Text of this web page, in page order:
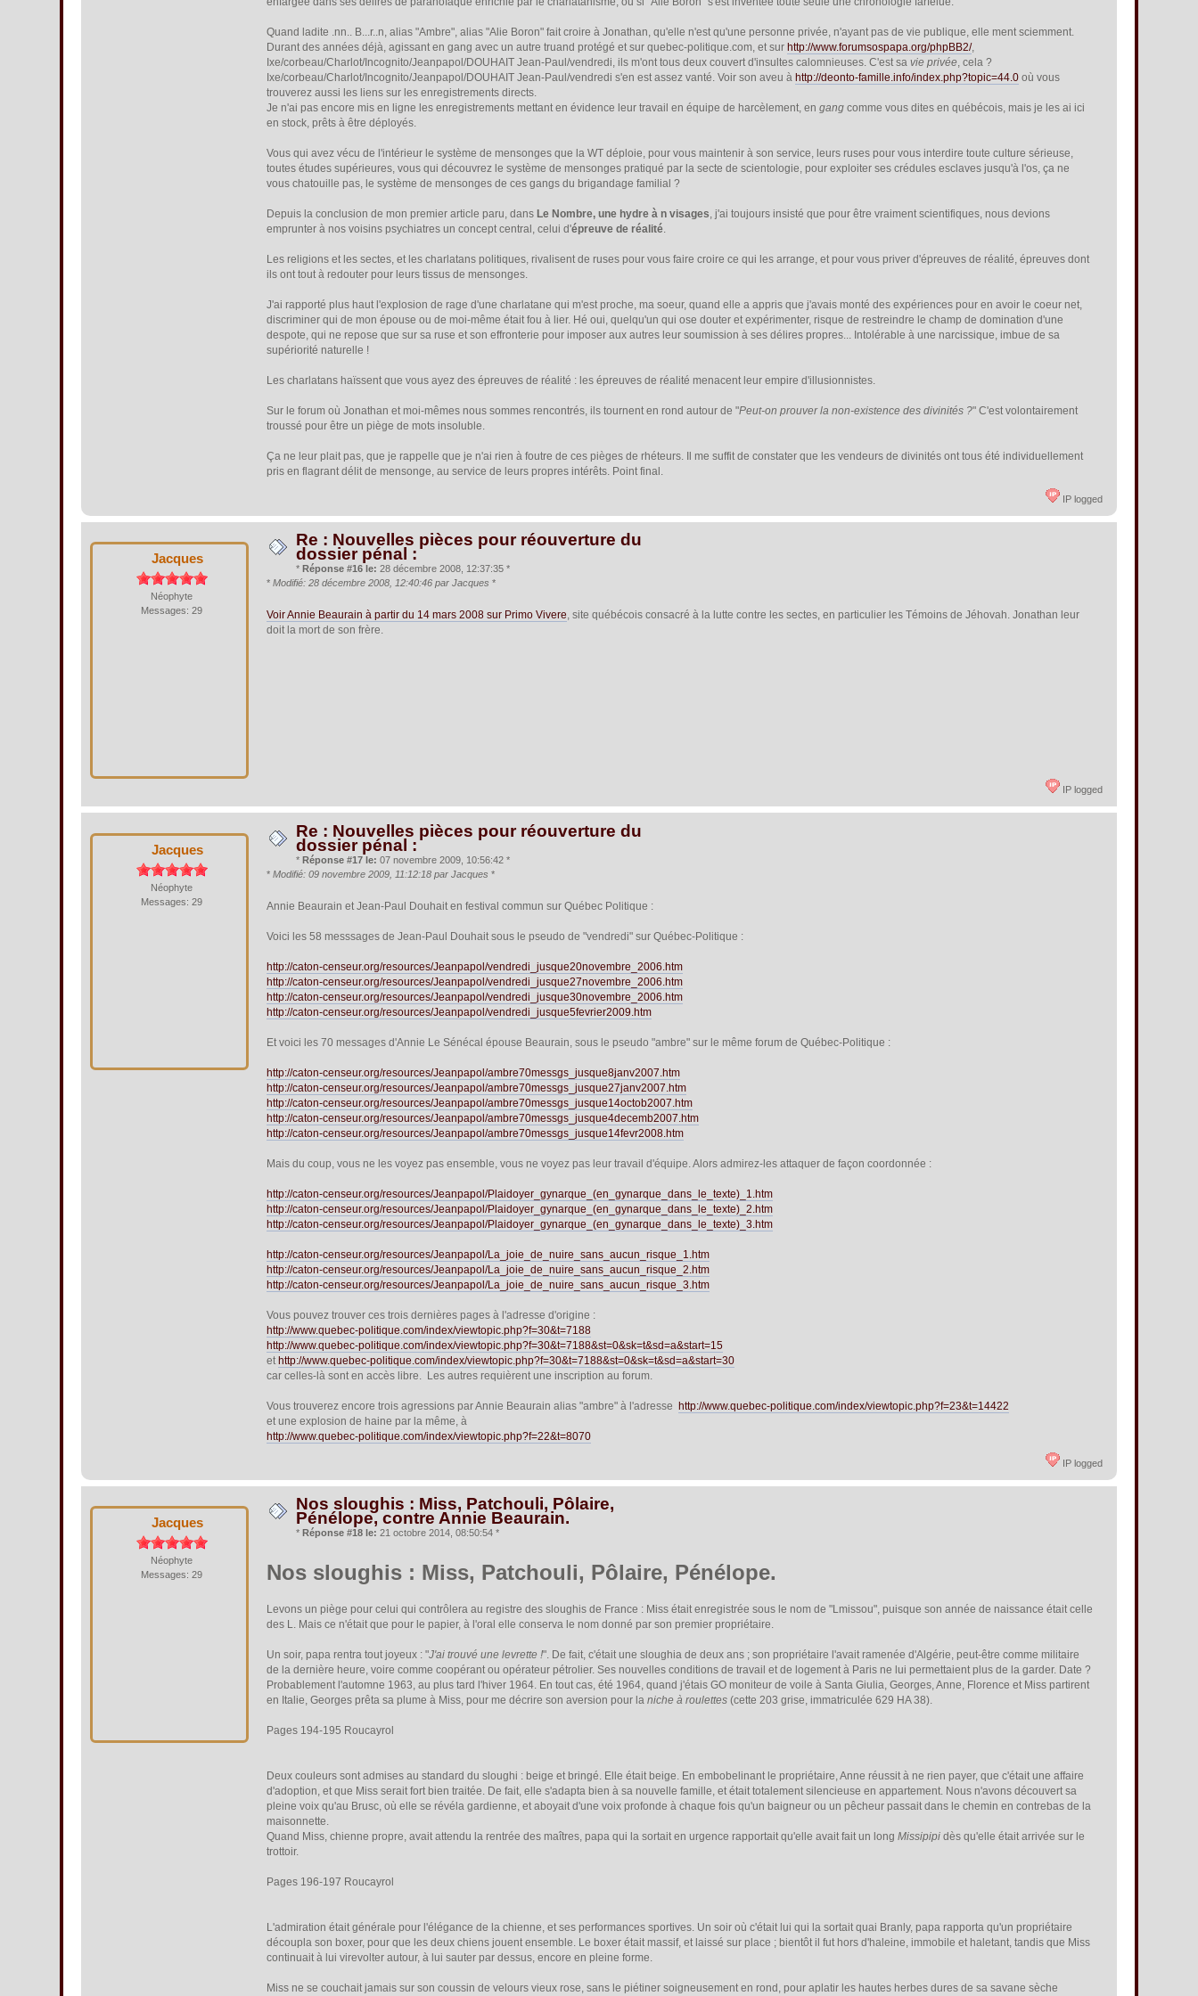
Quand ladite .nn.. B...r..n, alias "Ambre", alias "Alie Boron" fait croire à Jonathan, qu'elle n'est qu'une personne privée, n'ayant pas de vie publique, elle ment sciemment.
Durant des années déjà, agissant en gang avec un autre truand protégé et sur quebec-politique.com, et sur http://www.forumsospapa.org/phpBB2/,
Ixe/corbeau/Charlot/Incognito/Jeanpapol/DOUHAIT Jean-Paul/vendredi, ils m'ont tous deux couvert d'insultes calomnieuses. C'est savie privée, cela ?
Ixe/corbeau/Charlot/Incognito/Jeanpapol/DOUHAIT Jean-Paul/vendredi s'en est assez vanté. Voir son aveu à http://deonto-famille.info/index.php?topic=44.0 où vous
trouverez aussi les liens sur les enregistrements directs.
Je n'ai pas encore mis en ligne les enregistrements mettant en évidence leur travail en équipe de harcèlement, engang comme vous dites en québécois, mais je les ai ici
en stock, prêts à être déployés.
Vous qui avez vécu de l'intérieur le système de mensonges que la WT déploie, pour vous maintenir à son service, leurs ruses pour vous interdire toute culture sérieuse,
toutes études supérieures, vous qui découvrez le système de mensonges pratiqué par la secte de scientologie, pour exploiter ses crédules esclaves jusqu'à l'os, ça ne
vous chatouille pas, le système de mensonges de ces gangs du brigandage familial ?
Depuis la conclusion de mon premier article paru, dans Le Nombre, une hydre à n visages, j'ai toujours insisté que pour être vraiment scientifiques, nous devions
emprunter à nos voisins psychiatres un concept central, celui d'épreuve de réalité.
Les religions et les sectes, et les charlatans politiques, rivalisent de ruses pour vous faire croire ce qui les arrange, et pour vous priver d'épreuves de réalité, épreuves dont
ils ont tout à redouter pour leurs tissus de mensonges.
J'ai rapporté plus haut l'explosion de rage d'une charlatane qui m'est proche, ma soeur, quand elle a appris que j'avais monté des expériences pour en avoir le coeur net,
discriminer qui de mon épouse ou de moi-même était fou à lier. Hé oui, quelqu'un qui ose douter et expérimenter, risque de restreindre le champ de domination d'une
despote, qui ne repose que sur sa ruse et son effronterie pour imposer aux autres leur soumission à ses délires propres... Intolérable à une narcissique, imbue de sa
supériorité naturelle !
Les charlatans haïssent que vous ayez des épreuves de réalité : les épreuves de réalité menacent leur empire d'illusionnistes.
Sur le forum où Jonathan et moi-mêmes nous sommes rencontrés, ils tournent en rond autour de "Peut-on prouver la non-existence des divinités ?" C'est volontairement
troussé pour être un piège de mots insoluble.
Ça ne leur plait pas, que je rappelle que je n'ai rien à foutre de ces pièges de rhéteurs. Il me suffit de constater que les vendeurs de divinités ont tous été individuellement
pris en flagrant délit de mensonge, au service de leurs propres intérêts. Point final.
IP logged
Jacques
Néophyte
Messages: 29
Re : Nouvelles pièces pour réouverture du
dossier pénal :
* Réponse #16 le: 28 décembre 2008, 12:37:35 *
*Modifié: 28 décembre 2008, 12:40:46 par Jacques *
Voir Annie Beaurain à partir du 14 mars 2008 sur Primo Vivere, site québécois consacré à la lutte contre les sectes, en particulier les Témoins de Jéhovah. Jonathan leur
doit la mort de son frère.
IP logged
Jacques
Néophyte
Messages: 29
Re : Nouvelles pièces pour réouverture du
dossier pénal :
* Réponse #17 le: 07 novembre 2009, 10:56:42 *
*Modifié: 09 novembre 2009, 11:12:18 par Jacques *
Annie Beaurain et Jean-Paul Douhait en festival commun sur Québec Politique :
Voici les 58 messsages de Jean-Paul Douhait sous le pseudo de "vendredi" sur Québec-Politique :
http://caton-censeur.org/resources/Jeanpapol/vendredi_jusque20novembre_2006.htm
http://caton-censeur.org/resources/Jeanpapol/vendredi_jusque27novembre_2006.htm
http://caton-censeur.org/resources/Jeanpapol/vendredi_jusque30novembre_2006.htm
http://caton-censeur.org/resources/Jeanpapol/vendredi_jusque5fevrier2009.htm
Et voici les 70 messages d'Annie Le Sénécal épouse Beaurain, sous le pseudo "ambre" sur le même forum de Québec-Politique :
http://caton-censeur.org/resources/Jeanpapol/ambre70messgs_jusque8janv2007.htm
http://caton-censeur.org/resources/Jeanpapol/ambre70messgs_jusque27janv2007.htm
http://caton-censeur.org/resources/Jeanpapol/ambre70messgs_jusque14octob2007.htm
http://caton-censeur.org/resources/Jeanpapol/ambre70messgs_jusque4decemb2007.htm
http://caton-censeur.org/resources/Jeanpapol/ambre70messgs_jusque14fevr2008.htm
Mais du coup, vous ne les voyez pas ensemble, vous ne voyez pas leur travail d'équipe. Alors admirez-les attaquer de façon coordonnée :
http://caton-censeur.org/resources/Jeanpapol/Plaidoyer_gynarque_(en_gynarque_dans_le_texte)_1.htm
http://caton-censeur.org/resources/Jeanpapol/Plaidoyer_gynarque_(en_gynarque_dans_le_texte)_2.htm
http://caton-censeur.org/resources/Jeanpapol/Plaidoyer_gynarque_(en_gynarque_dans_le_texte)_3.htm
http://caton-censeur.org/resources/Jeanpapol/La_joie_de_nuire_sans_aucun_risque_1.htm
http://caton-censeur.org/resources/Jeanpapol/La_joie_de_nuire_sans_aucun_risque_2.htm
http://caton-censeur.org/resources/Jeanpapol/La_joie_de_nuire_sans_aucun_risque_3.htm
Vous pouvez trouver ces trois dernières pages à l'adresse d'origine :
http://www.quebec-politique.com/index/viewtopic.php?f=30&t=7188
http://www.quebec-politique.com/index/viewtopic.php?f=30&t=7188&st=0&sk=t&sd=a&start=15
ethttp://www.quebec-politique.com/index/viewtopic.php?f=30&t=7188&st=0&sk=t&sd=a&start=30
car celles-là sont en accès libre. Les autres requièrent une inscription au forum.
Vous trouverez encore trois agressions par Annie Beaurain alias "ambre" à l'adressehttp://www.quebec-politique.com/index/viewtopic.php?f=23&t=14422
et une explosion de haine par la même, à
http://www.quebec-politique.com/index/viewtopic.php?f=22&t=8070
IP logged
Jacques
Néophyte
Messages: 29
Nos sloughis : Miss, Patchouli, Pôlaire,
Pénélope, contre Annie Beaurain.
* Réponse #18 le: 21 octobre 2014, 08:50:54 *
Nos sloughis : Miss, Patchouli, Pôlaire, Pénélope.
Levons un piège pour celui qui contrôlera au registre des sloughis de France : Miss était enregistrée sous le nom de "Lmissou", puisque son année de naissance était celle
des L. Mais ce n'était que pour le papier, à l'oral elle conserva le nom donné par son premier propriétaire.
Un soir, papa rentra tout joyeux : "J'ai trouvé une levrette !". De fait, c'était une sloughia de deux ans ; son propriétaire l'avait ramenée d'Algérie, peut-être comme militaire
de la dernière heure, voire comme coopérant ou opérateur pétrolier. Ses nouvelles conditions de travail et de logement à Paris ne lui permettaient plus de la garder. Date ?
Probablement l'automne 1963, au plus tard l'hiver 1964. En tout cas, été 1964, quand j'étais GO moniteur de voile à Santa Giulia, Georges, Anne, Florence et Miss partirent
en Italie, Georges prêta sa plume à Miss, pour me décrire son aversion pour laniche à roulettes (cette 203 grise, immatriculée 629 HA 38).
Pages 194-195 Roucayrol
Deux couleurs sont admises au standard du sloughi : beige et bringé. Elle était beige. En embobelinant le propriétaire, Anne réussit à ne rien payer, que c'était une affaire
d'adoption, et que Miss serait fort bien traitée. De fait, elle s'adapta bien à sa nouvelle famille, et était totalement silencieuse en appartement. Nous n'avons découvert sa
pleine voix qu'au Brusc, où elle se révéla gardienne, et aboyait d'une voix profonde à chaque fois qu'un baigneur ou un pêcheur passait dans le chemin en contrebas de la
maisonnette.
Quand Miss, chienne propre, avait attendu la rentrée des maîtres, papa qui la sortait en urgence rapportait qu'elle avait fait un longMissipipi dès qu'elle était arrivée sur le
trottoir.
Pages 196-197 Roucayrol
L'admiration était générale pour l'élégance de la chienne, et ses performances sportives. Un soir où c'était lui qui la sortait quai Branly, papa rapporta qu'un propriétaire
découpla son boxer, pour que les deux chiens jouent ensemble. Le boxer était massif, et laissé sur place ; bientôt il fut hors d'haleine, immobile et haletant, tandis que Miss
continuait à lui virevolter autour, à lui sauter par dessus, encore en pleine forme.
Miss ne se couchait jamais sur son coussin de velours vieux rose, sans le piétiner soigneusement en rond, pour aplatir les hautes herbes dures de sa savane sèche